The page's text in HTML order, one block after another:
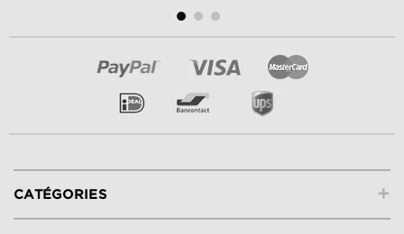
+
CATÉGORIES